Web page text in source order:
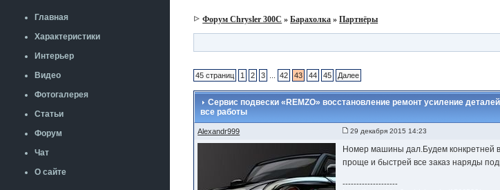
Главная
Характеристики
Интерьер
Видео
Фотогалерея
Статьи
Форум
Чат
О сайте
Форум Chrysler 300C »Барахолка »Партнёры
45 страниц 1 2 3 42 43 44 45 Далее
Сервис подвески «REMZO» восстановление ремонт усиление
все работы
Alexandr999 29 декабря 2015 14:23
Номер машины дал.Будем конкретней
проще и быстрей все заказ наряды
--------------------